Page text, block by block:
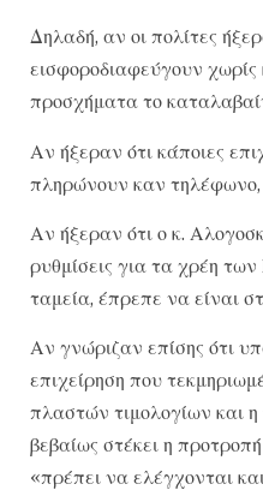
Δηλαδή, αν οι πολίτες
εισφοροδιαφεύγουν
προσχήματα το
Αν ήξεραν ότι κάποιες
πληρώνουν καν
Αν ήξεραν ότι ο κ.
ρυθμίσεις για τα χρέη
ταμεία, έπρεπε να είναι
Αν γνώριζαν επίσης ότι
επιχείρηση που
πλαστών τιμολογίων και
βεβαίως στέκει η
«πρέπει να ελέγχονται